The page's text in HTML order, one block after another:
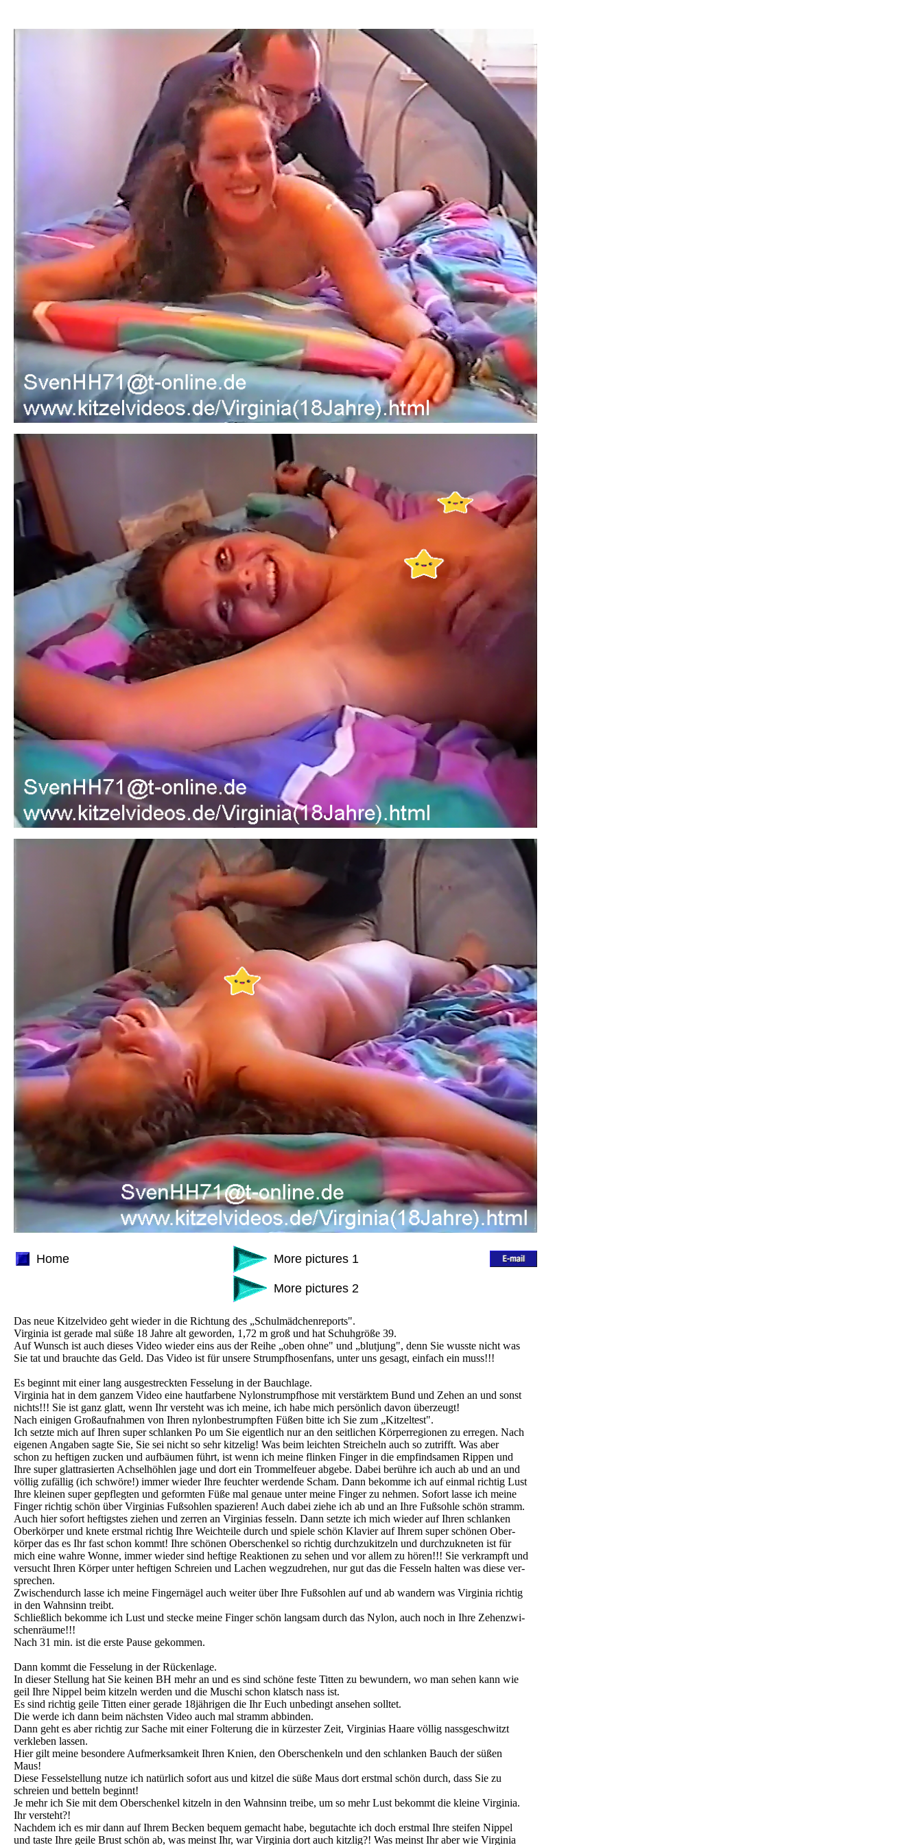
Home More pictures 1
More pictures 2
Das neue Kitzelvideo geht wieder in die Richtung des „Schulmädchenreports".
Virginia ist gerade mal süße 18 Jahre alt geworden, 1,72 m groß und hat Schuhgröße 39.
Auf Wunsch ist auch dieses Video wieder eins aus der Reihe „oben ohne" und „blutjung", denn Sie wusste nicht was
Sie tat und brauchte das Geld. Das Video ist für unsere Strumpfhosenfans, unter uns gesagt, einfach ein muss!!!
Es beginnt mit einer lang ausgestreckten Fesselung in der Bauchlage.
Virginia hat in dem ganzem Video eine hautfarbene Nylonstrumpfhose mit verstärktem Bund und Zehen an und sonst
nichts!!! Sie ist ganz glatt, wenn Ihr versteht was ich meine, ich habe mich persönlich davon überzeugt!
Nach einigen Großaufnahmen von Ihren nylonbestrumpften Füßen bitte ich Sie zum „Kitzeltest".
Ich setzte mich auf Ihren super schlanken Po um Sie eigentlich nur an den seitlichen Körperregionen zu erregen. Nach
eigenen Angaben sagte Sie, Sie sei nicht so sehr kitzelig! Was beim leichten Streicheln auch so zutrifft. Was aber
schon zu heftigen zucken und aufbäumen führt, ist wenn ich meine flinken Finger in die empfindsamen Rippen und
Ihre super glattrasierten Achselhöhlen jage und dort ein Trommelfeuer abgebe. Dabei berühre ich auch ab und an und
völlig zufällig (ich schwöre!) immer wieder Ihre feuchter werdende Scham. Dann bekomme ich auf einmal richtig Lust
Ihre kleinen super gepflegten und geformten Füße mal genaue unter meine Finger zu nehmen. Sofort lasse ich meine
Finger richtig schön über Virginias Fußsohlen spazieren! Auch dabei ziehe ich ab und an Ihre Fußsohle schön stramm.
Auch hier sofort heftigstes ziehen und zerren an Virginias fesseln. Dann setzte ich mich wieder auf Ihren schlanken
Oberkörper und knete erstmal richtig Ihre Weichteile durch und spiele schön Klavier auf Ihrem super schönen Ober-
körper das es Ihr fast schon kommt! Ihre schönen Oberschenkel so richtig durchzukitzeln und durchzukneten ist für
mich eine wahre Wonne, immer wieder sind heftige Reaktionen zu sehen und vor allem zu hören!!! Sie verkrampft und
versucht Ihren Körper unter heftigen Schreien und Lachen wegzudrehen, nur gut das die Fesseln halten was diese ver-
sprechen.
Zwischendurch lasse ich meine Fingernägel auch weiter über Ihre Fußsohlen auf und ab wandern was Virginia richtig
in den Wahnsinn treibt.
Schließlich bekomme ich Lust und stecke meine Finger schön langsam durch das Nylon, auch noch in Ihre Zehenzwi-
schenräume!!!
Nach 31 min. ist die erste Pause gekommen.
Dann kommt die Fesselung in der Rückenlage.
In dieser Stellung hat Sie keinen BH mehr an und es sind schöne feste Titten zu bewundern, wo man sehen kann wie
geil Ihre Nippel beim kitzeln werden und die Muschi schon klatsch nass ist.
Es sind richtig geile Titten einer gerade 18jährigen die Ihr Euch unbedingt ansehen solltet.
Die werde ich dann beim nächsten Video auch mal stramm abbinden.
Dann geht es aber richtig zur Sache mit einer Folterung die in kürzester Zeit, Virginias Haare völlig nassgeschwitzt
verkleben lassen.
Hier gilt meine besondere Aufmerksamkeit Ihren Knien, den Oberschenkeln und den schlanken Bauch der süßen
Maus!
Diese Fesselstellung nutze ich natürlich sofort aus und kitzel die süße Maus dort erstmal schön durch, dass Sie zu
schreien und betteln beginnt!
Je mehr ich Sie mit dem Oberschenkel kitzeln in den Wahnsinn treibe, um so mehr Lust bekommt die kleine Virginia.
Ihr versteht?!
Nachdem ich es mir dann auf Ihrem Becken bequem gemacht habe, begutachte ich doch erstmal Ihre steifen Nippel
und taste Ihre geile Brust schön ab, was meinst Ihr, war Virginia dort auch kitzlig?! Was meinst Ihr aber wie Virginia